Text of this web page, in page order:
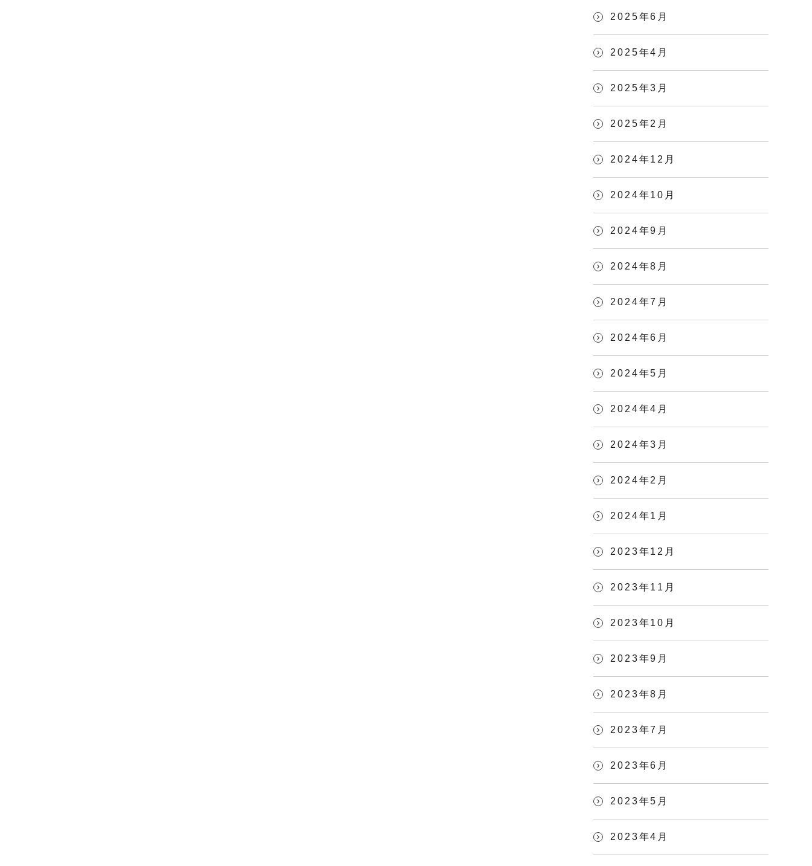
2025年6月
2025年4月
2025年3月
2025年2月
2024年12月
2024年10月
2024年9月
2024年8月
2024年7月
2024年6月
2024年5月
2024年4月
2024年3月
2024年2月
2024年1月
2023年12月
2023年11月
2023年10月
2023年9月
2023年8月
2023年7月
2023年6月
2023年5月
2023年4月